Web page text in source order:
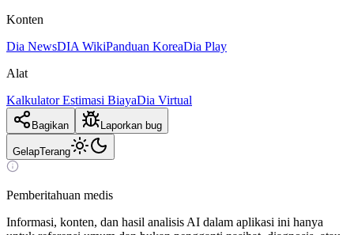
Konten
Dia NewsDIA WikiPanduan KoreaDia Play
Alat
Kalkulator Estimasi BiayaDia Virtual
Bagikan Laporkan bug
GelapTerang
Pemberitahuan medis
Informasi, konten, dan hasil analisis AI dalam aplikasi ini hanya